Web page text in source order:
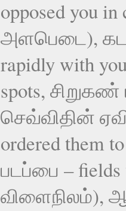
opposed you
அளபெடை),
rapidly with
spots,
செவ்விதின்
ordered them
படப்பை – fields
விளைநிலம்),